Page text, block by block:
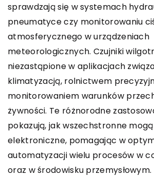
sprawdzają się w systemach
pneumatyce czy monitorowaniu
atmosferycznego w urządzeniach
meteorologicznych. Czujniki
niezastąpione w aplikacjach
klimatyzacją, rolnictwem
monitorowaniem warunków
żywności. Te różnorodne
pokazują, jak wszechstronne
elektroniczne, pomagając w
automatyzacji wielu procesów w
oraz w środowisku